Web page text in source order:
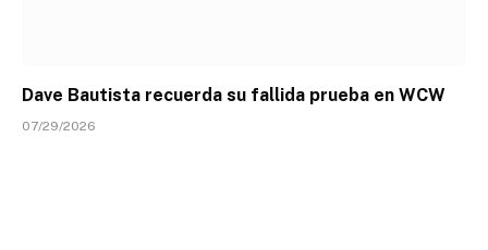
Dave Bautista recuerda su fallida prueba en WCW
07/29/2026